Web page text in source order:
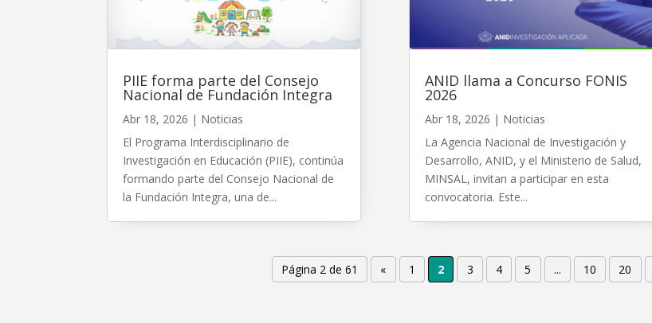
PIIE forma parte del Consejo
Nacional de Fundación Integra
Abr 18, 2026 | Noticias
El Programa Interdisciplinario de
Investigación en Educación (PIIE), continúa
formando parte del Consejo Nacional de
la Fundación Integra, una de...
ANID llama a Concurso FONIS
2026
Abr 18, 2026 | Noticias
La Agencia Nacional de Investigación y
Desarrollo, ANID, y el Ministerio de Salud,
MINSAL, invitan a participar en esta
convocatoria. Este...
Página 2 de 61 « 1 2 3 4 5 ... 10 20